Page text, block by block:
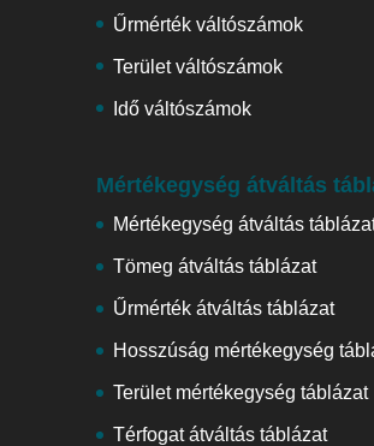
Űrmérték váltószámok
Terület váltószámok
Idő váltószámok
Mértékegység átváltás
Mértékegység átváltás
Tömeg átváltás táblázat
Űrmérték átváltás táblázat
Hosszúság mértékegység
Terület mértékegység táblázat
Térfogat átváltás táblázat